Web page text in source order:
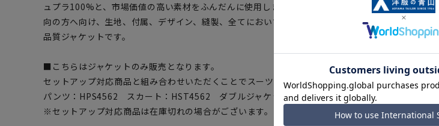
ュプラ100%と、市場価値の高い素材をふんだんに使用しました。ワンランク上の本物志
向の方へ向け、生地、付属、デザイン、縫製、全てにおいて最高のこだわりを提供する高
品質ジャケットです。
■こちらはジャケットのみ販売となります。
セットアップ対応商品と組み合わせいただくことでスーツとして着用いただけます。
パンツ：HPS4562 スカート：HST4562 ダブルジャケット：HJW4562
※セットアップ対応商品は在庫切れの場合がございます。